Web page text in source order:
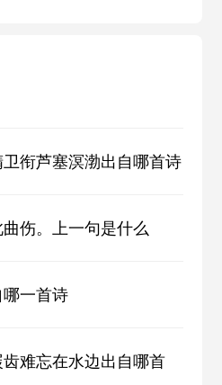
衔芦塞溟渤出自哪首诗
伤。上一句是什么
一首诗
难忘在水边出自哪首